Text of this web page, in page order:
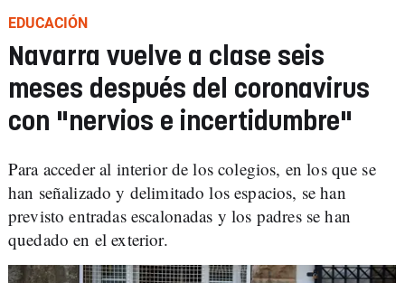
EDUCACIÓN
Navarra vuelve a clase seis
meses después del coronavirus
con "nervios e incertidumbre"
Para acceder al interior de los colegios, en los que se
han señalizado y delimitado los espacios, se han
previsto entradas escalonadas y los padres se han
quedado en el exterior.